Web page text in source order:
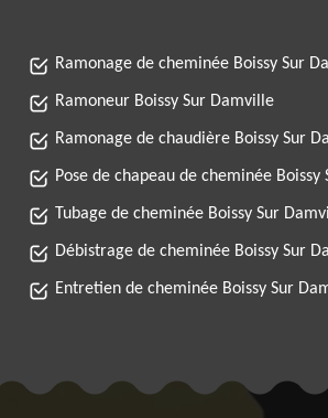
Ramonage de cheminée Boissy Sur
Ramoneur Boissy Sur Damville
Ramonage de chaudière Boissy Sur
Pose de chapeau de cheminée Boissy
Tubage de cheminée Boissy Sur
Débistrage de cheminée Boissy Sur
Entretien de cheminée Boissy Sur